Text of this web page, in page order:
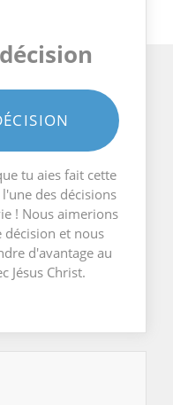
tu aies fait cette
des décisions
! Nous aimerions
décision et nous
d'avantage au
Jésus Christ.